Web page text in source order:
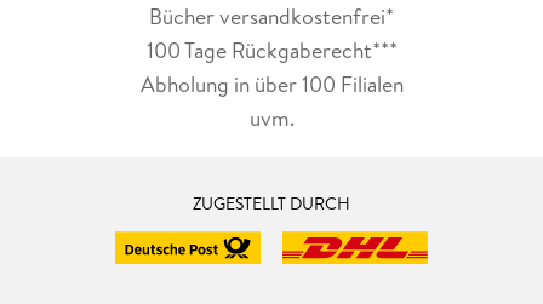
Bücher versandkostenfrei*
100 Tage Rückgaberecht***
Abholung in über 100 Filialen
uvm.
ZUGESTELLT DURCH